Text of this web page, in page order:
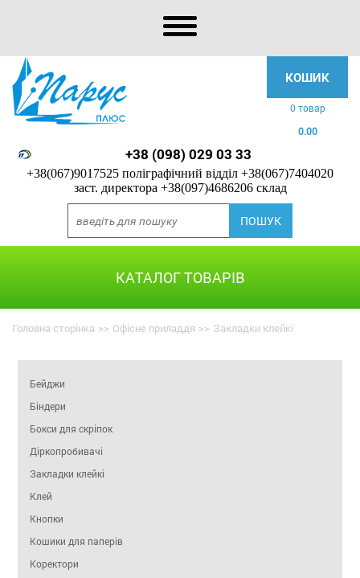
КОШИК
0 товар
0.00
+38 (098) 029 03 33
+38(067)9017525 поліграфічний відділ +38(067)7404020
заст. директора +38(097)4686206 склад
КАТАЛОГ ТОВАРІВ
Головна сторінка >> Офісне приладдя >> Закладки клейкі
Бейджи
Біндери
Бокси для скріпок
Діркопробивачі
Закладки клейкі
Клей
Кнопки
Кошики для паперів
Коректори